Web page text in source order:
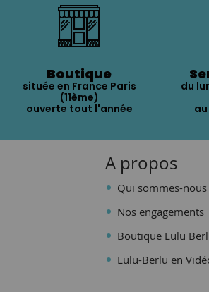
Boutique
située en France Paris
(11ème)
ouverte tout l'année
du
au
A propos
Qui sommes-nous
Nos engagements
Boutique Lulu
Lulu-Berlu en